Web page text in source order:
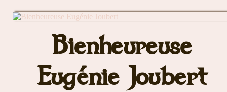
Bienheureuse
Eugénie Joubert